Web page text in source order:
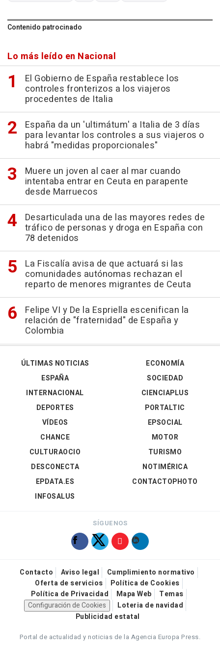
Contenido patrocinado
Lo más leído en Nacional
El Gobierno de España restablece los
controles fronterizos a los viajeros
procedentes de Italia
España da un 'ultimátum' a Italia de 3 días
para levantar los controles a sus viajeros o
habrá "medidas proporcionales"
Muere un joven al caer al mar cuando
intentaba entrar en Ceuta en parapente
desde Marruecos
Desarticulada una de las mayores redes de
tráfico de personas y droga en España con
78 detenidos
La Fiscalía avisa de que actuará si las
comunidades autónomas rechazan el
reparto de menores migrantes de Ceuta
Felipe VI y De la Espriella escenifican la
relación de "fraternidad" de España y
Colombia
ÚLTIMAS NOTICIAS
ESPAÑA
INTERNACIONAL
DEPORTES
VÍDEOS
ECONOMÍA
SOCIEDAD
CIENCIAPLUS
PORTALTIC
EPSOCIAL
CHANCE
CULTURAOCIO
DESCONECTA
EPDATA.ES
INFOSALUS
MOTOR
TURISMO
NOTIMÉRICA
CONTACTOPHOTO
SÍGUENOS
Contacto Aviso legal
Cumplimiento normativo
Oferta de servicios
Política de Cookies
Política de Privacidad
Mapa Web
Temas
Configuración de Cookies
Loteria de navidad
Publicidad estatal
Portal de actualidad y noticias de la Agencia Europa Press.